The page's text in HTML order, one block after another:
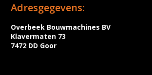
Adresgegevens:
Overbeek Bouwmachines BV
Klavermaten 73
7472 DD Goor